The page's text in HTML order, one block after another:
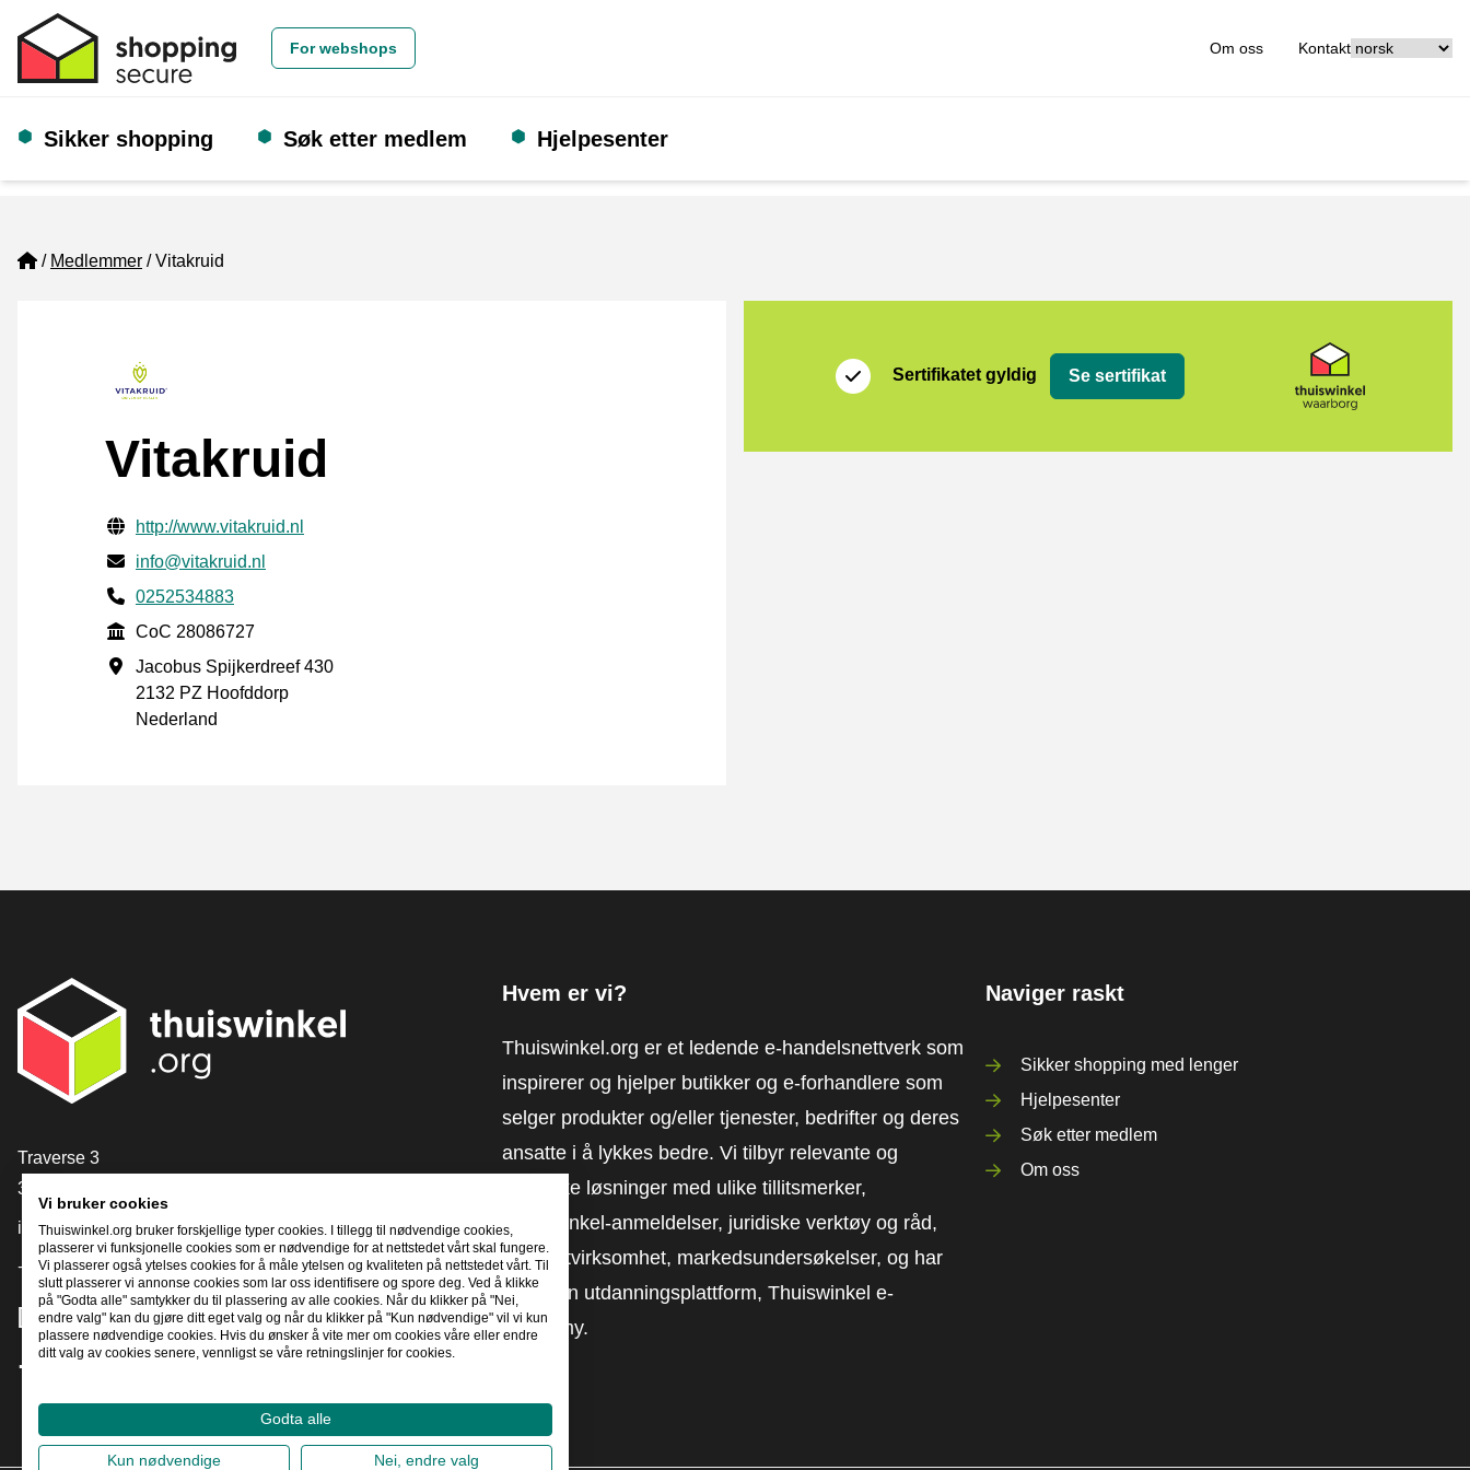
For webshops Om oss Kontakt
Sikker shopping Søk etter medlem Hjelpesenter
Home
Medlemmer Vitakruid
Vitakruid
Verifisert kontaktinformasjon
Website URL
http://www.vitakruid.nl
E-post
info@vitakruid.nl
Phone number
0252534883
CoC
CoC 28086727
Forretningsadresse
Jacobus Spijkerdreef 430
2132 PZ Hoofddorp
Nederland
Sertifikatet gyldig Se sertifikat
[_General:Contact]
Traverse 3
3905 NL Veenendaal
info@thuiswinkel.org
+31 (0)318 64 85 75
[_General:SocialMediaTitle]
Hvem er vi?
Thuiswinkel.org er et ledende e-handelsnettverk som
inspirerer og hjelper butikker og e-forhandlere som
selger produkter og/eller tjenester, bedrifter og deres
ansatte i å lykkes bedre. Vi tilbyr relevante og
praktiske løsninger med ulike tillitsmerker,
Thuiswinkel-anmeldelser, juridiske verktøy og råd,
advokatvirksomhet, markedsundersøkelser, og har
vår egen utdanningsplattform, Thuiswinkel e-
Academy.
Naviger raskt
Sikker shopping med lenger
Hjelpesenter
Søk etter medlem
Om oss
Vi bruker cookies
Thuiswinkel.org bruker forskjellige typer cookies. I tillegg til nødvendige cookies,
plasserer vi funksjonelle cookies som er nødvendige for at nettstedet vårt skal fungere.
Vi plasserer også ytelses cookies for å måle ytelsen og kvaliteten på nettstedet vårt. Til
slutt plasserer vi annonse cookies som lar oss identifisere og spore deg. Ved å klikke
på "Godta alle" samtykker du til plassering av alle cookies. Når du klikker på "Nei,
endre valg" kan du gjøre ditt eget valg og når du klikker på "Kun nødvendige" vil vi kun
plassere nødvendige cookies. Hvis du ønsker å vite mer om cookies våre eller endre
ditt valg av cookies senere, vennligst se våre retningslinjer for cookies.
Godta alle
Kun nødvendige Nei, endre valg